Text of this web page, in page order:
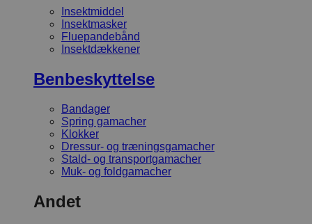
Insektmiddel
Insektmasker
Fluepandebånd
Insektdækkener
Benbeskyttelse
Bandager
Spring gamacher
Klokker
Dressur- og træningsgamacher
Stald- og transportgamacher
Muk- og foldgamacher
Andet